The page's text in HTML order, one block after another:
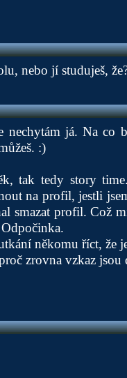
nebo jí studuješ,
nechytám já. Na co
:)
tak tedy story
na profil, jestli
smazat profil. Což
někomu říct, že
zrovna vzkaz jsou